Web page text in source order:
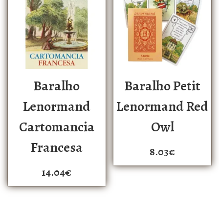
Baralho
Lenormand
Cartomancia
Francesa
14.04€
Baralho Petit
Lenormand Red
Owl
8.03€